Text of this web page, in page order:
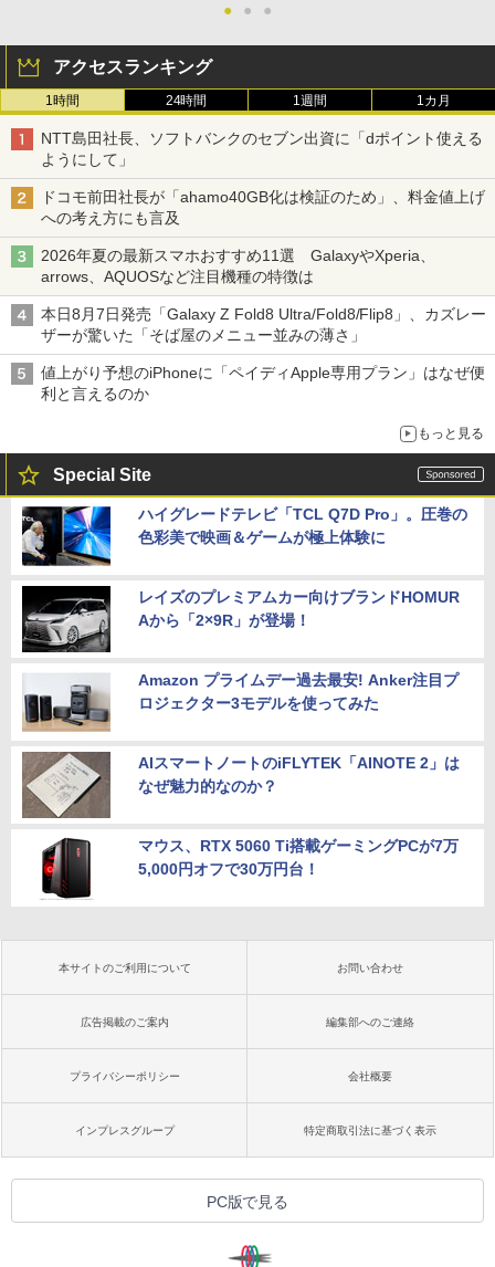
● ● ●
アクセスランキング
1時間 24時間 1週間 1カ月
NTT島田社長、ソフトバンクのセブン出資に「dポイント使える
ようにして」
ドコモ前田社長が「ahamo40GB化は検証のため」、料金値上げ
への考え方にも言及
2026年夏の最新スマホおすすめ11選 GalaxyやXperia、
arrows、AQUOSなど注目機種の特徴は
本日8月7日発売「Galaxy Z Fold8 Ultra/Fold8/Flip8」、カズレー
ザーが驚いた「そば屋のメニュー並みの薄さ」
値上がり予想のiPhoneに「ペイディApple専用プラン」はなぜ便
利と言えるのか
もっと見る
Special Site
ハイグレードテレビ「TCL Q7D Pro」。圧巻の
色彩美で映画＆ゲームが極上体験に
レイズのプレミアムカー向けブランドHOMUR
Aから「2×9R」が登場！
Amazon プライムデー過去最安! Anker注目プ
ロジェクター3モデルを使ってみた
AIスマートノートのiFLYTEK「AINOTE 2」は
なぜ魅力的なのか？
マウス、RTX 5060 Ti搭載ゲーミングPCが7万
5,000円オフで30万円台！
本サイトのご利用について お問い合わせ
広告掲載のご案内 編集部へのご連絡
プライバシーポリシー 会社概要
インプレスグループ 特定商取引法に基づく表示
PC版で見る